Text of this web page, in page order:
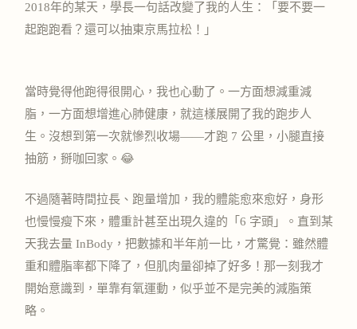
2018年的某天，學長一句話改變了我的人生：「要不要一
起跑跑看？還可以抽東京馬拉松！」
當時覺得他跑得很開心，我也心動了。一方面想減重減
脂，一方面想增進心肺健康，就這樣展開了我的跑步人
生。 沒想到第一次就慘烈收場——才跑 7 公里，小腿直接
抽筋，掰咖回家。😂
不過隨著時間拉長、跑量增加，我的體能愈來愈好，身形
也慢慢瘦下來，體重計甚至出現久違的「6 字頭」。 直到某
天我去量 InBody，把數據和半年前一比，才驚覺：雖然體
重和體脂率都下降了，但肌肉量卻掉了好多！那一刻我才
開始意識到，單靠有氧運動，似乎並不是完美的減脂策
略。